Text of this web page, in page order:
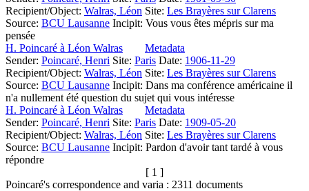
Recipient/Object: Walras, Léon Site: Les Brayères sur Clarens
Source: BCU Lausanne Incipit: Vous vous êtes mépris sur ma
pensée
H. Poincaré à Léon Walras
Metadata
Sender: Poincaré, Henri Site: Paris Date: 1906-11-29
Recipient/Object: Walras, Léon Site: Les Brayères sur Clarens
Source: BCU Lausanne Incipit: Dans ma conférence américaine il
n'a nullement été question du sujet qui vous intéresse
H. Poincaré à Léon Walras
Metadata
Sender: Poincaré, Henri Site: Paris Date: 1909-05-20
Recipient/Object: Walras, Léon Site: Les Brayères sur Clarens
Source: BCU Lausanne Incipit: Pardon d'avoir tant tardé à vous
répondre
[ 1 ]
Poincaré's correspondence and varia : 2311 documents